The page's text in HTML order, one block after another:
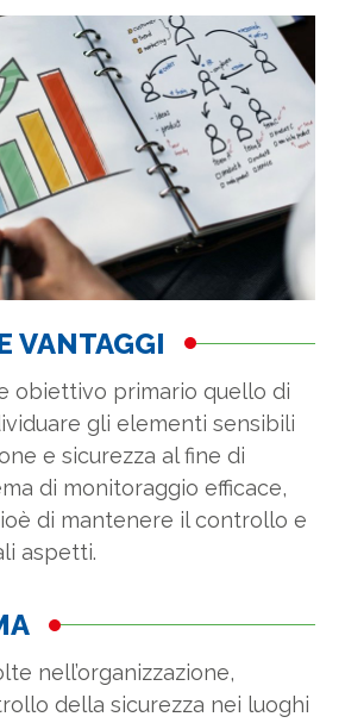
VANTAGGI
obiettivo primario quello di
gli elementi sensibili
e sicurezza al fine di
di monitoraggio efficace,
di mantenere il controllo e
aspetti.
nell’organizzazione,
della sicurezza nei luoghi